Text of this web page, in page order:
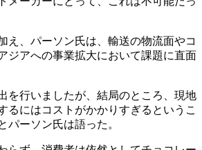
え、パーソン氏は、輸送の物流面やコ
ジアへの事業拡大において課題に直面
を行いましたが、結局のところ、現地
るにはコストがかかりすぎるというこ
パーソン氏は語った。